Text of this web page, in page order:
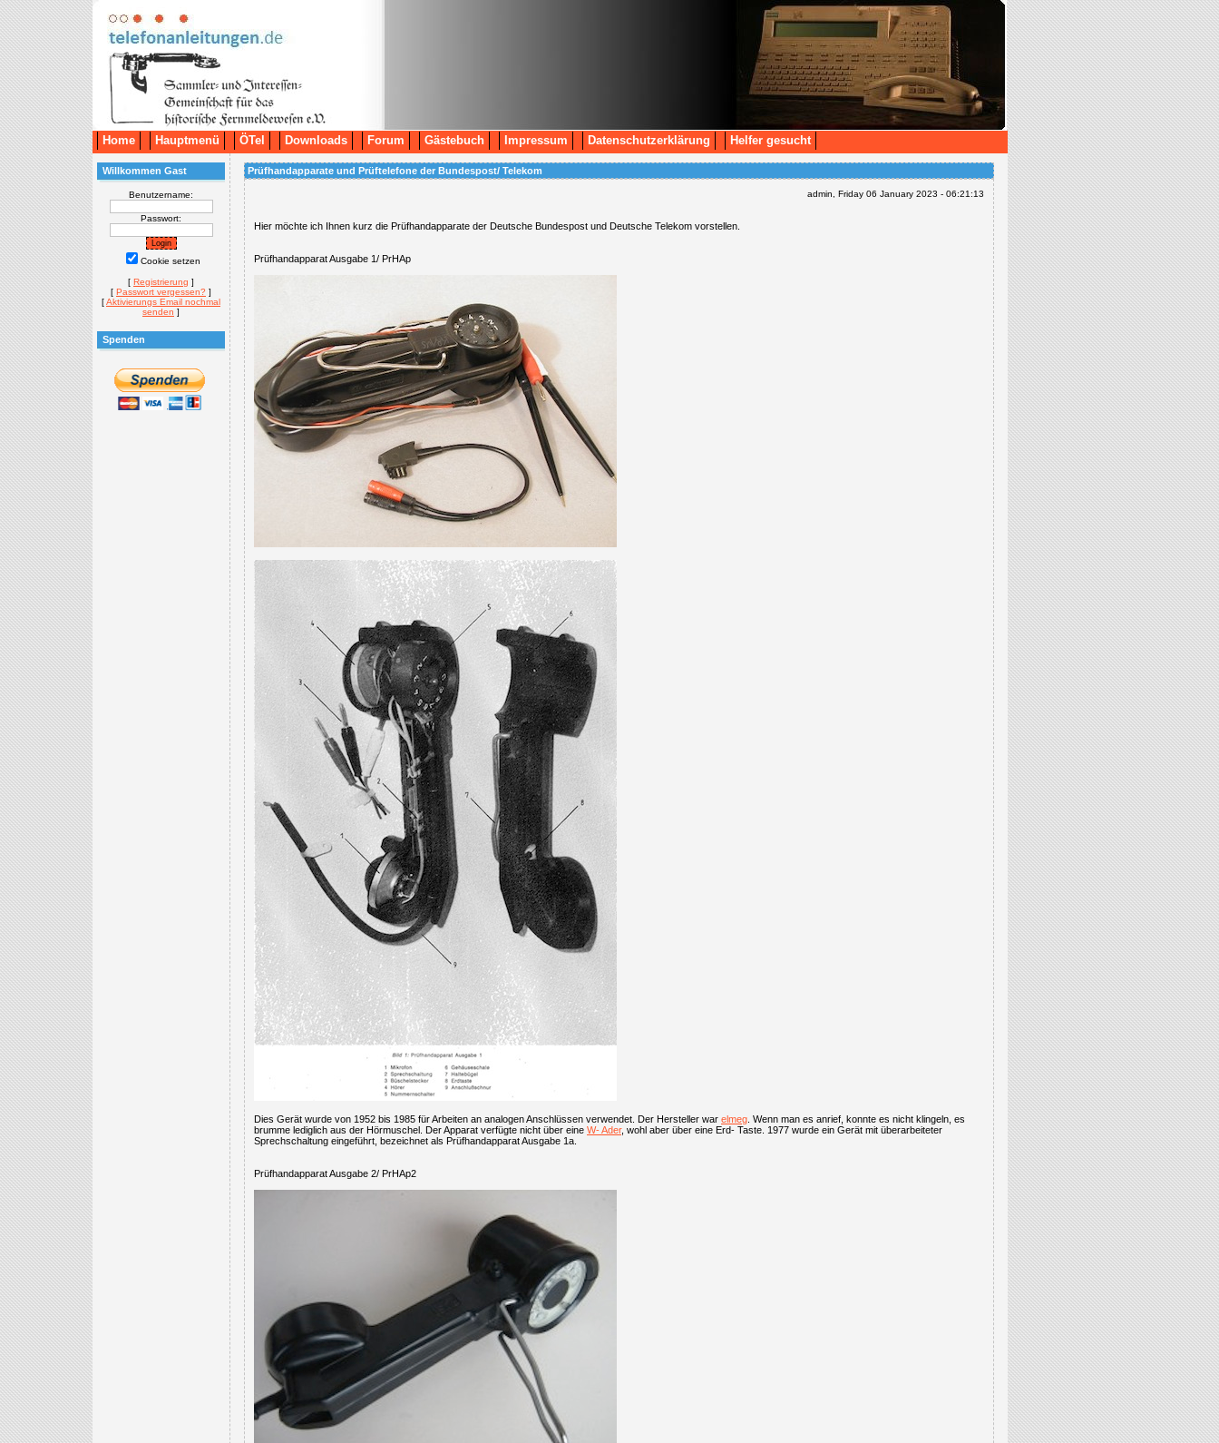
Home Hauptmenü ÖTel Downloads Forum Gästebuch Impressum Datenschutzerklärung Helfer gesucht
Willkommen Gast
Benutzername:
Passwort:
Cookie setzen
[ Registrierung ]
[ Passwort vergessen? ]
[Aktivierungs Email nochmal
senden ]
Spenden
Prüfhandapparate und Prüftelefone der Bundespost/ Telekom
admin, Friday 06 January 2023 - 06:21:13
Hier möchte ich Ihnen kurz die Prüfhandapparate der Deutsche Bundespost und Deutsche Telekom vorstellen.
Prüfhandapparat Ausgabe 1/ PrHAp
Dies Gerät wurde von 1952 bis 1985 für Arbeiten an analogen Anschlüssen verwendet. Der Hersteller war elmeg . Wenn man es anrief, konnte es nicht klingeln, es
brumme lediglich aus der Hörmuschel. Der Apparat verfügte nicht über eine W- Ader, wohl aber über eine Erd- Taste. 1977 wurde ein Gerät mit überarbeiteter
Sprechschaltung eingeführt, bezeichnet als Prüfhandapparat Ausgabe 1a.
Prüfhandapparat Ausgabe 2/ PrHAp2